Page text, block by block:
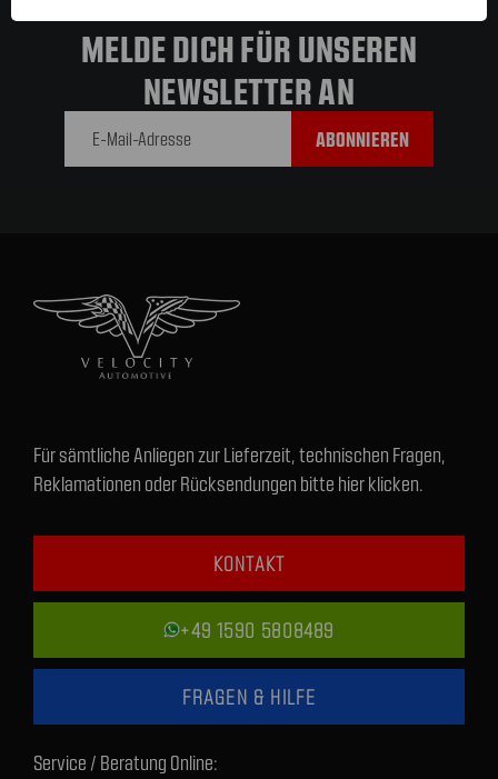
MELDE DICH FÜR UNSEREN
NEWSLETTER AN
Für sämtliche Anliegen zur Lieferzeit, technischen Fragen,
Reklamationen oder Rücksendungen bitte hier klicken.
KONTAKT
+49 1590 5808489
FRAGEN & HILFE
Service / Beratung Online: